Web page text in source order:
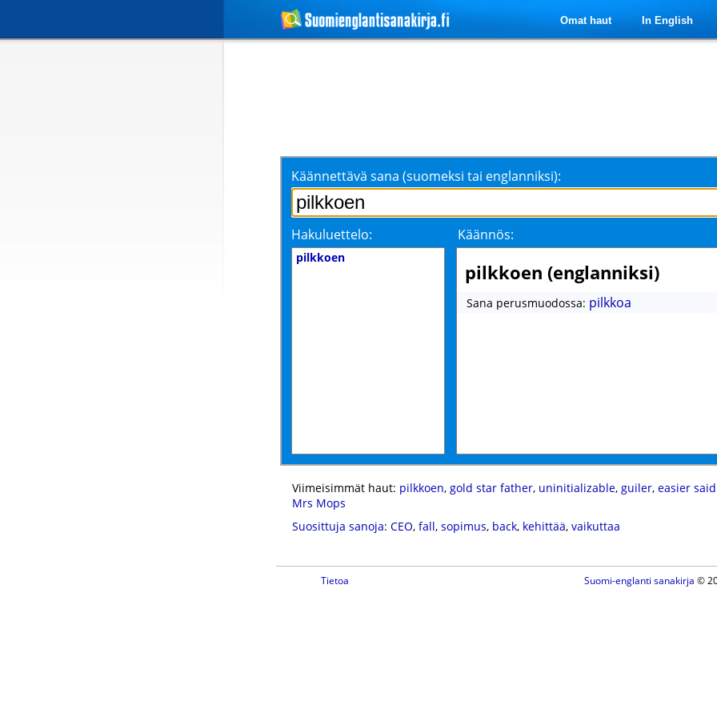
Omat haut In English
Käännettävä sana (suomeksi tai englanniksi):
Hakuluettelo: Käännös:
pilkkoen
pilkkoen (englanniksi)
Sana perusmuodossa: pilkkoa
Viimeisimmät haut: pilkkoen, gold star father, uninitializable, guiler, easier
Mrs Mops
Suosittuja sanoja: CEO, fall, sopimus, back, kehittää, vaikuttaa
Tietoa Suomi-englanti sanakirja ©